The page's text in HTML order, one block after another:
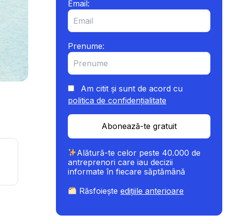
Email:
Prenume:
Am citit și sunt de acord cu
politica de confidențialitate
Abonează-te gratuit
Alătură-te celor peste 40.000 de
antreprenori care iau decizii
informate în fiecare săptămână
Răsfoieșteedițiile anterioare